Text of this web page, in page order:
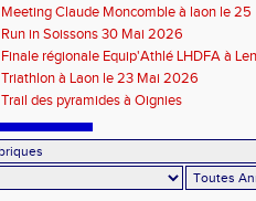
Meeting Claude Moncomble à laon le
Run in Soissons 30 Mai 2026
Finale régionale Equip'Athlé LHDFA à
Triathlon à Laon le 23 Mai 2026
Trail des pyramides à Oignies